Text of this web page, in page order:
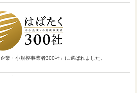
業・小規模事業者300社」に選ばれました。